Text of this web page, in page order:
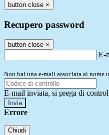
button close ×
Recupero password
button close ×
E-
Non hai una e-mail associata al nome
E-mail inviata, si prega di
Errore
Chiudi